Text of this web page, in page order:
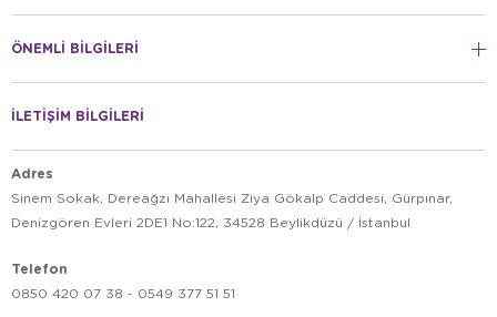
ÖNEMLİ BİLGİLERİ
İLETİŞİM BİLGİLERİ
Adres
Sinem Sokak, Dereağzı Mahallesi Ziya Gökalp Caddesi, Gürpınar,
Denizgören Evleri 2DE1 No:122, 34528 Beylikdüzü / İstanbul
Telefon
0850 420 07 38 - 0549 377 51 51